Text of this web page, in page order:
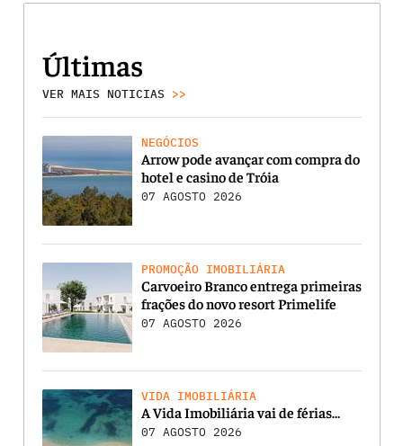
Últimas
VER MAIS NOTICIAS >>
NEGÓCIOS
Arrow pode avançar com compra do
hotel e casino de Tróia
07 AGOSTO 2026
PROMOÇÃO IMOBILIÁRIA
Carvoeiro Branco entrega primeiras
frações do novo resort Primelife
07 AGOSTO 2026
VIDA IMOBILIÁRIA
A Vida Imobiliária vai de férias…
07 AGOSTO 2026